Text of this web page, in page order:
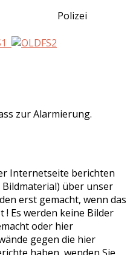
Polizei
zur Alarmierung.
Internetseite berichten
über unser
erst gemacht, wenn das
! Es werden keine Bilder
oder hier
gegen die hier